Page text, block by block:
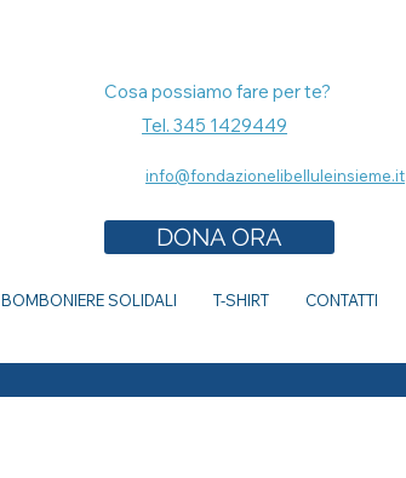
Cosa possiamo fare per te?
Tel. 345 1429449
info@fondazionelibelluleinsieme.it
DONA ORA
BOMBONIERE SOLIDALI T-SHIRT CONTATTI